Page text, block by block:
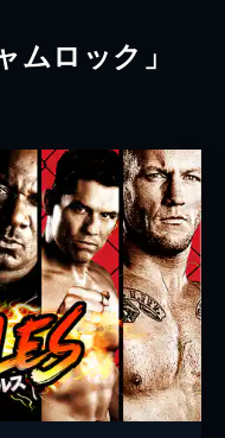
ムロック」